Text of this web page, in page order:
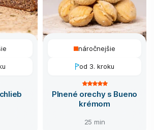
náročnejšie
od 3. kroku
Plnené orechy s Bueno
krémom
25 min